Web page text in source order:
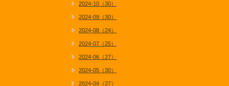
2024-10（30）
2024-09（30）
2024-08（24）
2024-07（25）
2024-06（27）
2024-05（30）
2024-04（27）